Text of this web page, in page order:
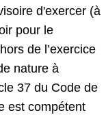
d'exercer (à
pour le
de l’exercice
nature à
37 du Code de
est compétent